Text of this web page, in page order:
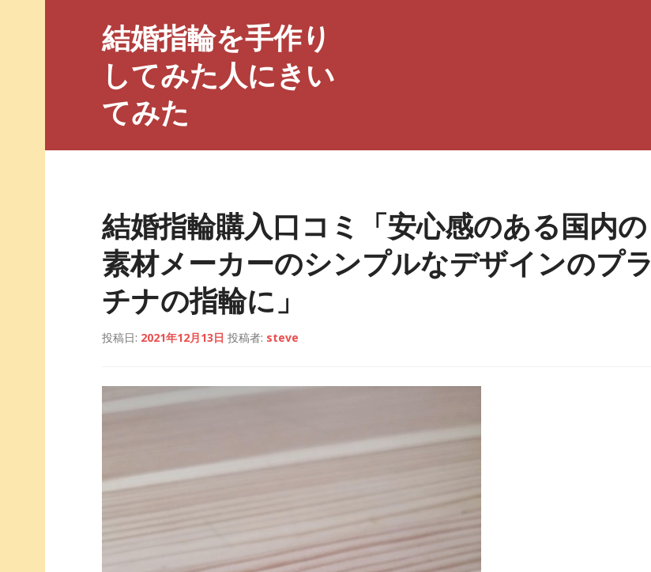
結婚指輪を手作り
してみた人にきい
てみた
結婚指輪購入口コミ「安心感のある国内の
素材メーカーのシンプルなデザインのプラ
チナの指輪に」
投稿日: 2021年12月13日 投稿者: steve